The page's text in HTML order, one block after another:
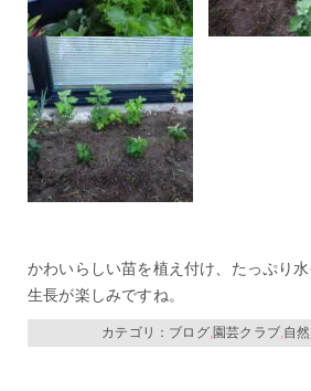
かわいらしい苗を植え付け、たっぷり水
生長が楽しみですね。
カテゴリ： ブログ, 園芸クラブ, 自